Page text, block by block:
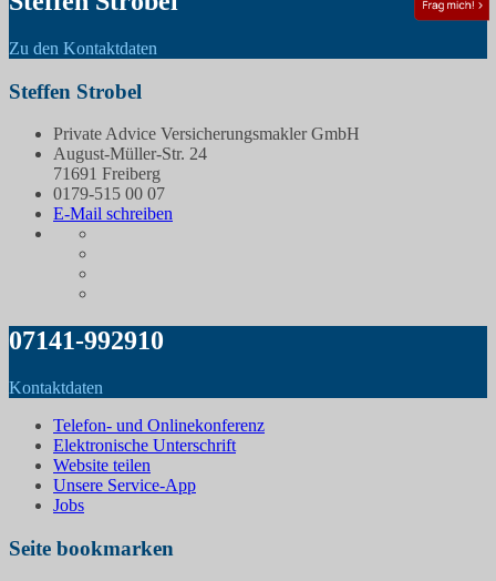
Zu den Kontaktdaten
Steffen Strobel
Private Advice Versicherungsmakler GmbH
August-Müller-Str. 24
71691 Freiberg
0179-515 00 07
E-Mail schreiben
07141-992910
Kontaktdaten
Telefon- und Onlinekonferenz
Elektronische Unterschrift
Website teilen
Unsere Service-App
Jobs
Seite bookmarken